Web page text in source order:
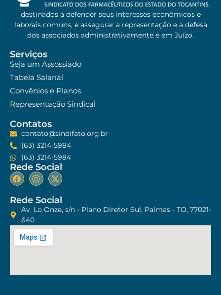
destinados a defender seus interesses econômicos e
laborais comuns, e assegurar a representação e a defesa
dos associados administrativamente e em Juízo.
Serviços
Seja um Assossiado
Tabela Salarial
Convênios e Planos
Representação Sindical
Contatos
contato@sindifato.org.br
(63) 3214-5984
(63) 3214-5984
Rede Social
Rede Social
Av. Lo Onze, s/n - Plano Diretor Sul, Palmas - TO, 77021-
640